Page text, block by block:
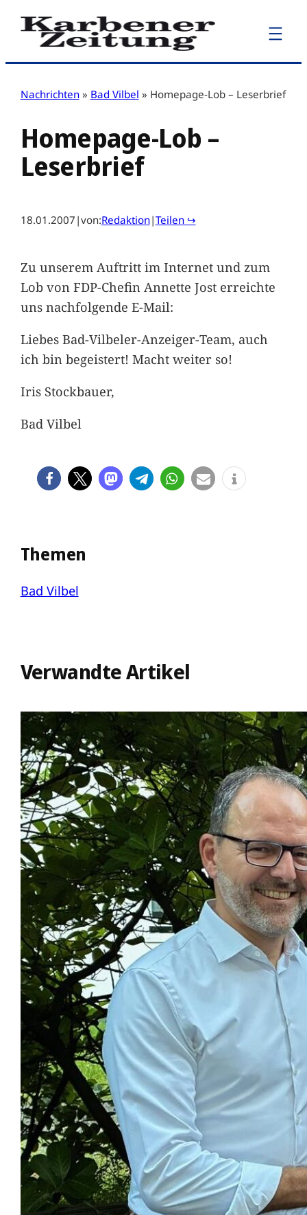
Zum
Inhalt
Nachrichten » Bad Vilbel » Homepage-Lob – Leserbrief
Homepage-Lob –
Leserbrief
18.01.2007 |von:Redaktion|Teilen ↪
Zu unserem Auftritt im Internet und zum
Lob von FDP-Chefin Annette Jost erreichte
uns nachfolgende E-Mail:
Liebes Bad-Vilbeler-Anzeiger-Team, auch
ich bin begeistert! Macht weiter so!
Iris Stockbauer,
Bad Vilbel
Themen
Bad Vilbel
Verwandte Artikel